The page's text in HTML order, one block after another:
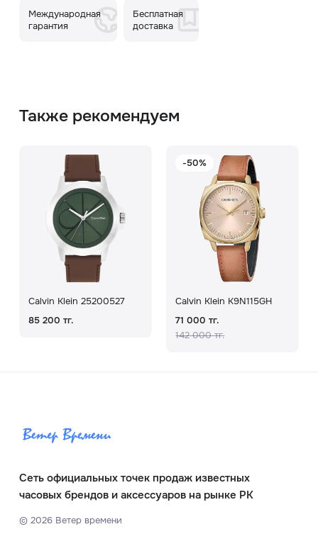
Международная
гарантия
Бесплатная
доставка
Также рекомендуем
Calvin Klein 25200527
85 200 тг.
-50%
Calvin Klein K9N115GH
71 000 тг.
142 000 тг.
Сеть официальных точек продаж известных
часовых брендов и аксессуаров на рынке РК
© 2026Ветер времени